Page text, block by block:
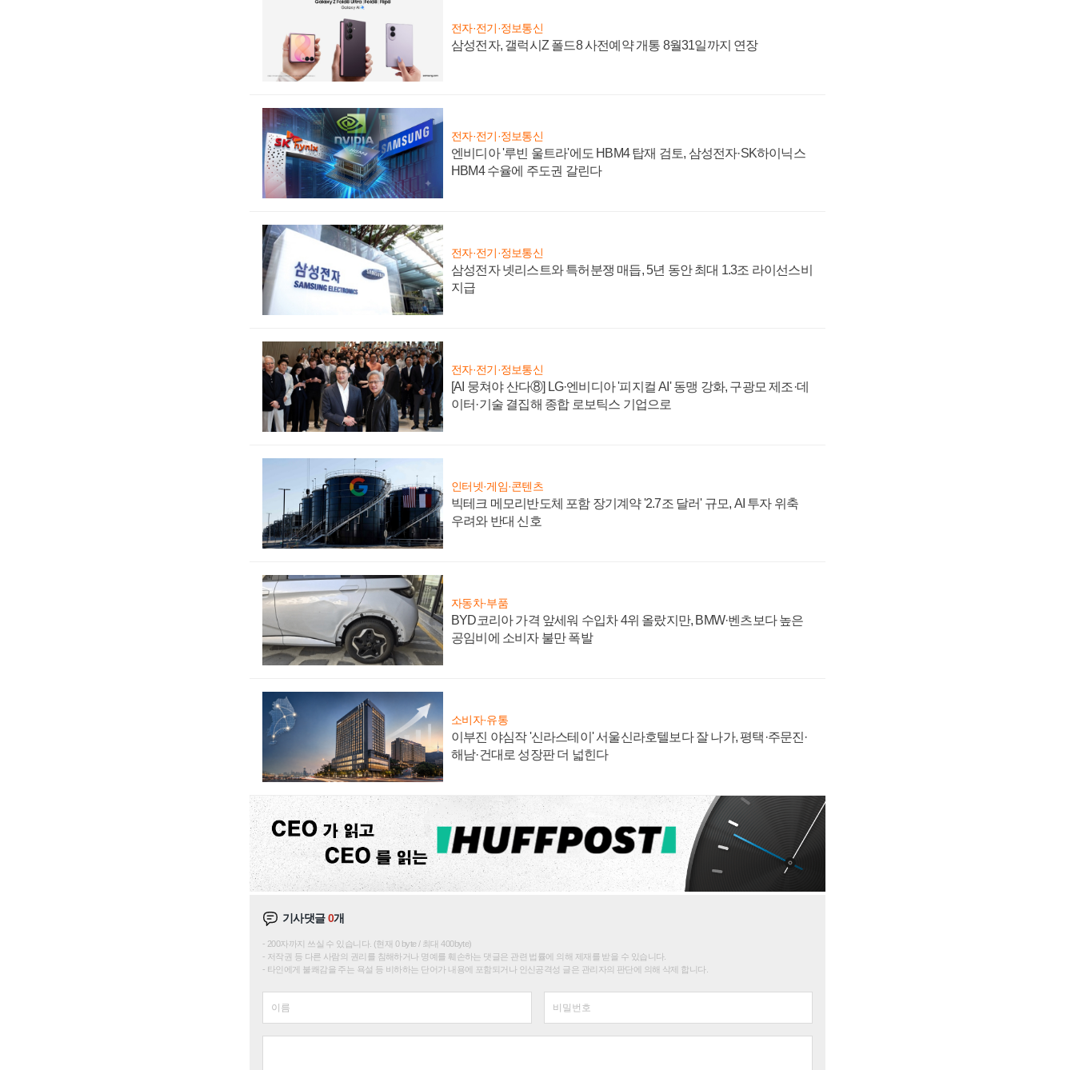
전자·전기·정보통신
삼성전자, 갤럭시Z 폴드8 사전예약 개통 8월31일까지 연장
전자·전기·정보통신
엔비디아 '루빈 울트라'에도 HBM4 탑재 검토, 삼성전자·SK하이닉스
HBM4 수율에 주도권 갈린다
전자·전기·정보통신
삼성전자 넷리스트와 특허분쟁 매듭, 5년 동안 최대 1.3조 라이선스비
지급
전자·전기·정보통신
[AI 뭉쳐야 산다⑧] LG·엔비디아 '피지컬 AI' 동맹 강화, 구광모 제조·데
이터·기술 결집해 종합 로보틱스 기업으로
인터넷·게임·콘텐츠
빅테크 메모리반도체 포함 장기계약 '2.7조 달러' 규모, AI 투자 위축
우려와 반대 신호
자동차·부품
BYD코리아 가격 앞세워 수입차 4위 올랐지만, BMW·벤츠보다 높은
공임비에 소비자 불만 폭발
소비자·유통
이부진 야심작 '신라스테이' 서울신라호텔보다 잘 나가, 평택·주문진·
해남·건대로 성장판 더 넓힌다
기사댓글0개
200자까지 쓰실 수 있습니다. (현재 0 byte / 최대 400byte)
저작권 등 다른 사람의 권리를 침해하거나 명예를 훼손하는 댓글은 관련 법률에 의해 제재를 받을 수 있습니다.
타인에게 불쾌감을 주는 욕설 등 비하하는 단어가 내용에 포함되거나 인신공격성 글은 관리자의 판단에 의해 삭제 합니다.